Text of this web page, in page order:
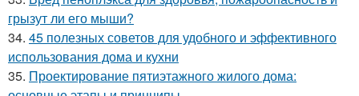
грызут ли его мыши?
34. 45 полезных советов для удобного и эффективного
использования дома и кухни
35. Проектирование пятиэтажного жилого дома: